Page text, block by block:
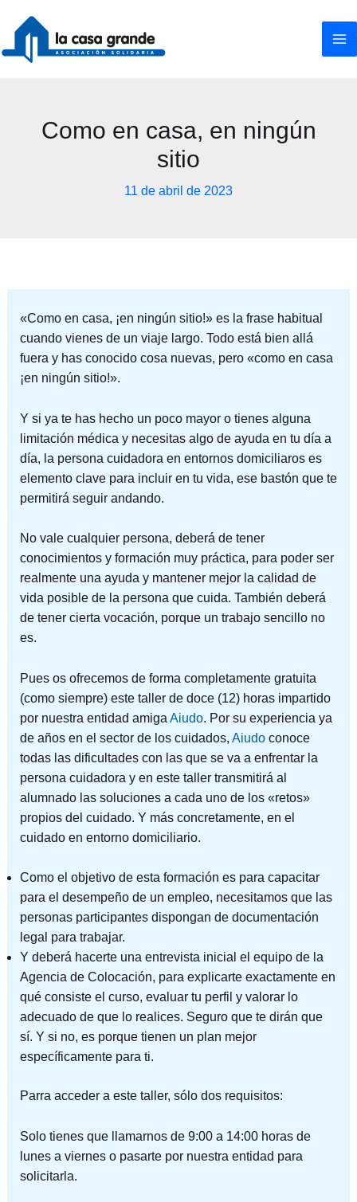
contenido
Como en casa, en ningún
sitio
11 de abril de 2023
«Como en casa, ¡en ningún sitio!» es la frase habitual
cuando vienes de un viaje largo. Todo está bien allá
fuera y has conocido cosa nuevas, pero «como en casa
¡en ningún sitio!».
Y si ya te has hecho un poco mayor o tienes alguna
limitación médica y necesitas algo de ayuda en tu día a
día, la persona cuidadora en entornos domiciliaros es
elemento clave para incluir en tu vida, ese bastón que te
permitirá seguir andando.
No vale cualquier persona, deberá de tener
conocimientos y formación muy práctica, para poder ser
realmente una ayuda y mantener mejor la calidad de
vida posible de la persona que cuida. También deberá
de tener cierta vocación, porque un trabajo sencillo no
es.
Pues os ofrecemos de forma completamente gratuita
(como siempre) este taller de doce (12) horas impartido
por nuestra entidad amiga Aiudo. Por su experiencia ya
de años en el sector de los cuidados, Aiudo conoce
todas las dificultades con las que se va a enfrentar la
persona cuidadora y en este taller transmitirá al
alumnado las soluciones a cada uno de los «retos»
propios del cuidado. Y más concretamente, en el
cuidado en entorno domiciliario.
Como el objetivo de esta formación es para capacitar
para el desempeño de un empleo, necesitamos que las
personas participantes dispongan de documentación
legal para trabajar.
Y deberá hacerte una entrevista inicial el equipo de la
Agencia de Colocación, para explicarte exactamente en
qué consiste el curso, evaluar tu perfil y valorar lo
adecuado de que lo realices. Seguro que te dirán que
sí. Y si no, es porque tienen un plan mejor
específicamente para ti.
Parra acceder a este taller, sólo dos requisitos:
Solo tienes que llamarnos de 9:00 a 14:00 horas de
lunes a viernes o pasarte por nuestra entidad para
solicitarla.